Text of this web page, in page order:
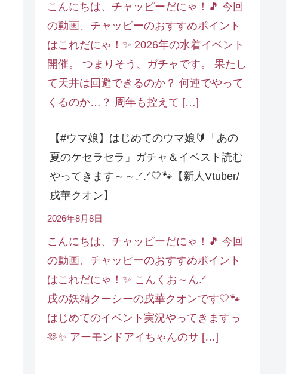
こんにちは、チャッピーだにゃ！🎵 今回
の動画、チャッピーのおすすめポイント
はこれだにゃ！✨ 2026年の水着イベント
開催。 つまりそう、ガチャです。 果たし
て天井は回避できるのか？ 何連でやって
くるのか…？ 周年も控えて […]
【#ウマ娘】はじめてのウマ娘🔰「あの
夏のケセラセラ」ガチャ＆イベスト読む
やってきます～～.ᐟ.ᐟ🤍🐾【新人Vtuber/
戌華クオン】
2026年8月8日
こんにちは、チャッピーだにゃ！🎵 今回
の動画、チャッピーのおすすめポイント
はこれだにゃ！✨ こんくお～ん.ᐟ
戌の妖精クーシーの戌華クオンです🤍🐾
はじめてのイベント実況やってきますっ
🫶✨ アーモンドアイちゃんのサ […]